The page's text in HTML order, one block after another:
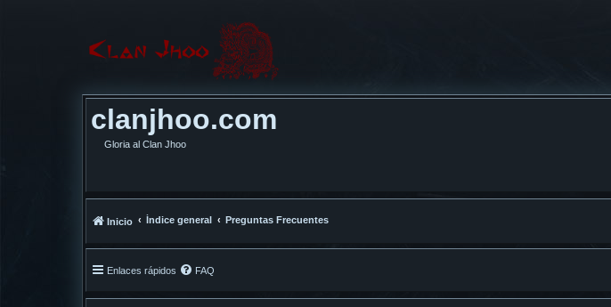
clanjhoo.com
Gloria al Clan Jhoo
Inicio Índice general Preguntas Frecuentes
Enlaces rápidos FAQ